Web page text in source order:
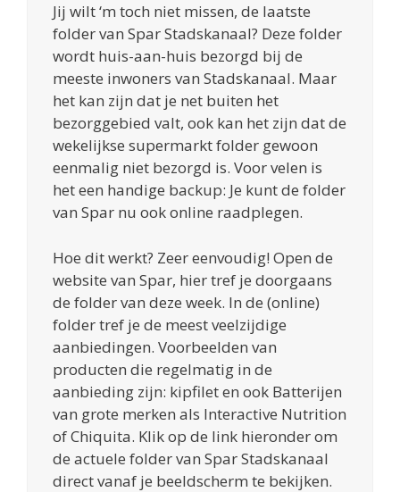
Jij wilt ‘m toch niet missen, de laatste
folder van Spar Stadskanaal? Deze folder
wordt huis-aan-huis bezorgd bij de
meeste inwoners van Stadskanaal. Maar
het kan zijn dat je net buiten het
bezorggebied valt, ook kan het zijn dat de
wekelijkse supermarkt folder gewoon
eenmalig niet bezorgd is. Voor velen is
het een handige backup: Je kunt de folder
van Spar nu ook online raadplegen.
Hoe dit werkt? Zeer eenvoudig! Open de
website van Spar, hier tref je doorgaans
de folder van deze week. In de (online)
folder tref je de meest veelzijdige
aanbiedingen. Voorbeelden van
producten die regelmatig in de
aanbieding zijn: kipfilet en ook Batterijen
van grote merken als Interactive Nutrition
of Chiquita. Klik op de link hieronder om
de actuele folder van Spar Stadskanaal
direct vanaf je beeldscherm te bekijken.